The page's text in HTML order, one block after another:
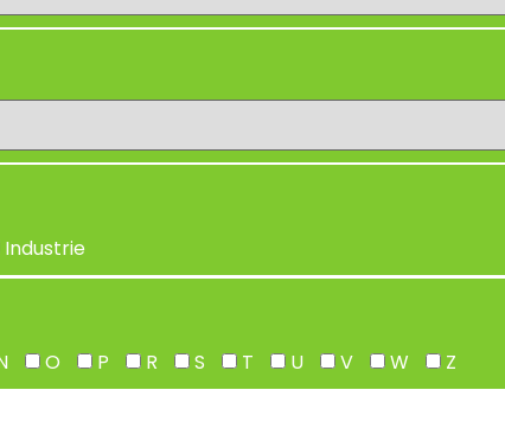
Industrie
O P R S T U V W Z